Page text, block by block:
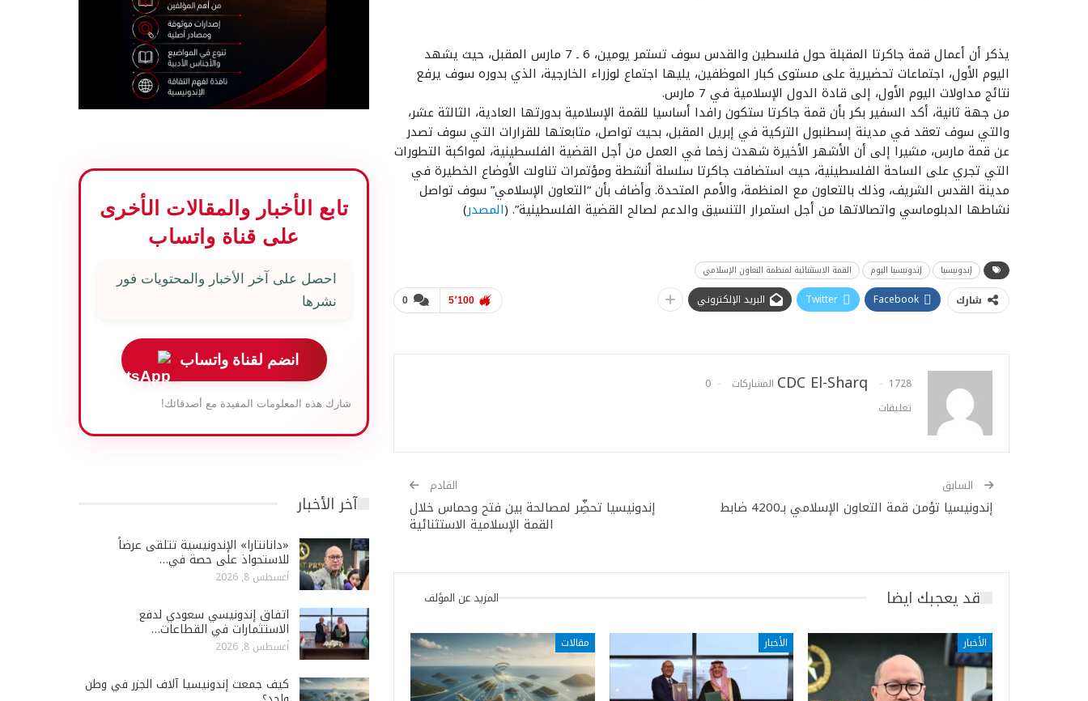
يذكر أن أعمال قمة جاكرتا المقبلة حول فلسطين والقدس سوف تستمر يومين، 6 ـ 7 مارس المقبل، حيث يشهد
اليوم الأول، اجتماعات تحضيرية على مستوى كبار الموظفين، يليها اجتماع لوزراء الخارجية، الذي بدوره سوف يرفع
نتائج مداولات اليوم الأول، إلى قادة الدول الإسلامية في 7 مارس.
من جهة ثانية، أكد السفير بكر بأن قمة جاكرتا ستكون رافدا أساسيا للقمة الإسلامية بدورتها العادية، الثالثة عشر،
والتي سوف تعقد في مدينة إسطنبول التركية في إبريل المقبل، بحيث تواصل، متابعتها للقرارات التي سوف تصدر
عن قمة مارس، مشيرا إلى أن الأشهر الأخيرة شهدت زخما في العمل من أجل القضية الفلسطينية، لمواكبة التطورات
التي تجري على الساحة الفلسطينية، حيث استضافت جاكرتا سلسلة أنشطة ومؤتمرات تناولت الأوضاع الخطيرة في
مدينة القدس الشريف، وذلك بالتعاون مع المنظمة، والأمم المتحدة. وأضاف بأن “التعاون الإسلامي” سوف تواصل
نشاطها الدبلوماسي واتصالاتها من أجل استمرار التنسيق والدعم لصالح القضية الفلسطينية”. (المصدر)
إندونيسيا إندونيسيا اليوم القمة الاستثنائية لمنظمة التعاون الإسلامي
0 5٬100 شارك Facebook
Twitter البريد الإلكتروني
CDC El-Sharq 1728 المشاركات
0
تعليقات
السابق
إندونيسيا تؤمن قمة التعاون الإسلامي بـ4200 ضابط
القادم
إندونيسيا تحضِّر لمصالحة بين فتح وحماس خلال
القمة الإسلامية الاستثنائية
قد يعجبك ايضا المزيد عن المؤلف
الأخبار الأخبار مقالات
تابع الأخبار والمقالات الأخرى
على قناة واتساب
احصل على آخر الأخبار والمحتويات فور
نشرها
انضم لقناة واتساب
شارك هذه المعلومات المفيدة مع أصدقائك!
آخر الأخبار
«دانانتارا» الإندونيسية تتلقى عرضاً
للاستحواذ على حصة في…
أغسطس 8, 2026
اتفاق إندونيسي سعودي لدفع
الاستثمارات في القطاعات…
أغسطس 8, 2026
كيف جمعت إندونيسيا آلاف الجزر في وطن